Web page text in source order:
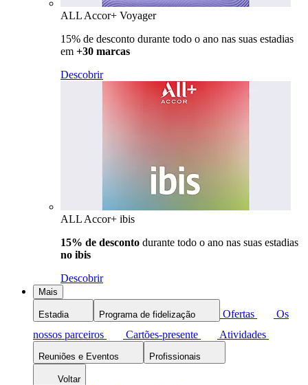
ALL Accor+ Voyager
15% de desconto durante todo o ano nas suas estadias
em +30 marcas
Descobrir
ALL Accor+ ibis
15% de desconto durante todo o ano nas suas estadias
no ibis
Descobrir
Mais
Estadia Programa de fidelização Ofertas
Os
nossos parceiros
Cartões-presente Atividades
Reuniões e Eventos Profissionais
Voltar